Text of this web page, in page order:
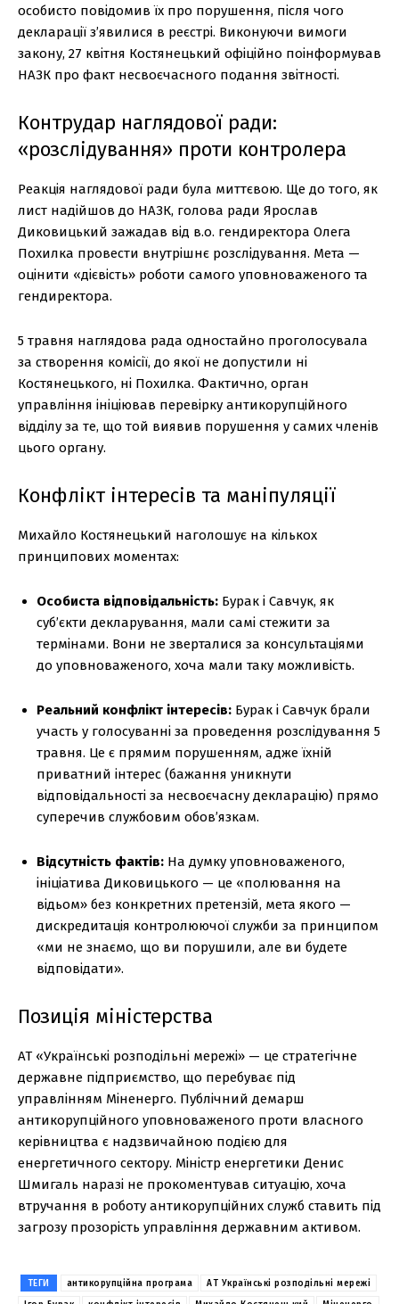
особисто повідомив їх про порушення, після чого
декларації з’явилися в реєстрі. Виконуючи вимоги
закону, 27 квітня Костянецький офіційно поінформував
НАЗК про факт несвоєчасного подання звітності.
Контрудар наглядової ради:
«розслідування» проти контролера
Реакція наглядової ради була миттєвою. Ще до того, як
лист надійшов до НАЗК, голова ради Ярослав
Диковицький зажадав від в.о. гендиректора Олега
Похилка провести внутрішнє розслідування. Мета —
оцінити «дієвість» роботи самого уповноваженого та
гендиректора.
5 травня наглядова рада одностайно проголосувала
за створення комісії, до якої не допустили ні
Костянецького, ні Похилка. Фактично, орган
управління ініціював перевірку антикорупційного
відділу за те, що той виявив порушення у самих членів
цього органу.
Конфлікт інтересів та маніпуляції
Михайло Костянецький наголошує на кількох
принципових моментах:
Особиста відповідальність: Бурак і Савчук, як
суб’єкти декларування, мали самі стежити за
термінами. Вони не зверталися за консультаціями
до уповноваженого, хоча мали таку можливість.
Реальний конфлікт інтересів: Бурак і Савчук брали
участь у голосуванні за проведення розслідування 5
травня. Це є прямим порушенням, адже їхній
приватний інтерес (бажання уникнути
відповідальності за несвоєчасну декларацію) прямо
суперечив службовим обов’язкам.
Відсутність фактів: На думку уповноваженого,
ініціатива Диковицького — це «полювання на
відьом» без конкретних претензій, мета якого —
дискредитація контролюючої служби за принципом
«ми не знаємо, що ви порушили, але ви будете
відповідати».
Позиція міністерства
АТ «Українські розподільні мережі» — це стратегічне
державне підприємство, що перебуває під
управлінням Міненерго. Публічний демарш
антикорупційного уповноваженого проти власного
керівництва є надзвичайною подією для
енергетичного сектору. Міністр енергетики Денис
Шмигаль наразі не прокоментував ситуацію, хоча
втручання в роботу антикорупційних служб ставить під
загрозу прозорість управління державним активом.
ТЕГИ антикорупційна програма
АТ Українські розподільні мережі